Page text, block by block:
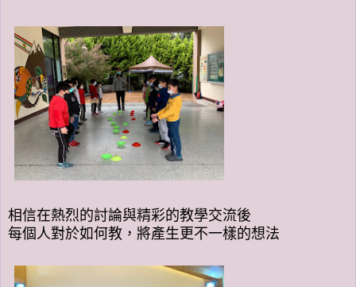
相信在熱烈的討論與精彩的教學交流後
每個人對於如何教，將產生更不一樣的想法